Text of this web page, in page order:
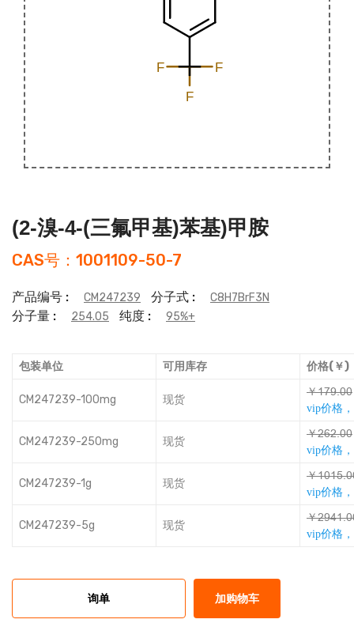
(2-溴-4-(三氟甲基)苯基)甲胺
CAS号：1001109-50-7
产品编号 : CM247239 分子式 : C8H7BrF3N
分子量 : 254.05 纯度 : 95%+
包装单位 可用库存 价格(￥)
CM247239-100mg 现货
￥ňƩȋȀǕǕ
vip价格
CM247239-250mg 现货
￥șƅșȀǕǕ
vip价格
CM247239-1g 现货
￥
vip价格
CM247239-5g 现货
￥
vip价格
询单 加购物车